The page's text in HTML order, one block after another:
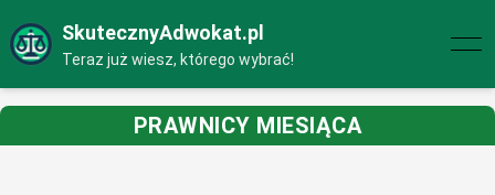
SkutecznyAdwokat.pl
Teraz już wiesz, którego wybrać!
PRAWNICY MIESIĄCA